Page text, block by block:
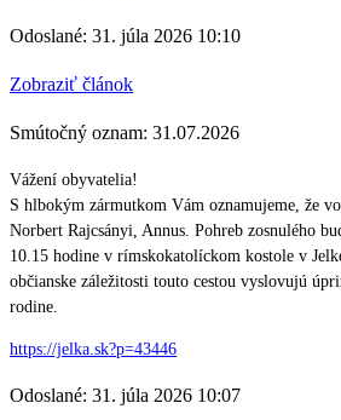
Odoslané: 31. júla 2026 10:10
Zobraziť článok
Smútočný oznam: 31.07.2026
Vážení obyvatelia!
S hlbokým zármutkom Vám oznamujeme, že
Norbert Rajcsányi, Annus. Pohreb zosnulého
10.15 hodine v rímskokatolíckom kostole v
občianske záležitosti touto cestou vyslovujú
rodine.
https://jelka.sk?p=43446
Odoslané: 31. júla 2026 10:07